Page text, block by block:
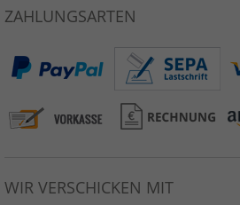
ZAHLUNGSARTEN
WIR VERSCHICKEN MIT